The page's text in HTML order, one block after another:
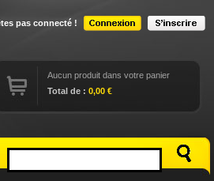
pas connecté !
Aucun produit dans votre panier
Total de : 0,00 €